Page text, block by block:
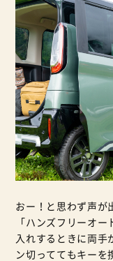
おー！と思わず声が
「ハンズフリーオ
入れするときに両手
ン切っててもキーを